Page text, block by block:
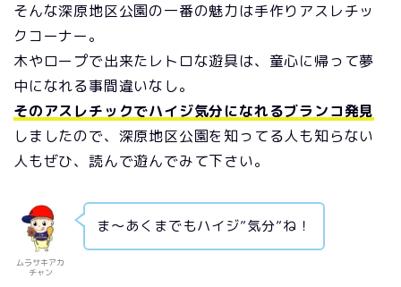
そんな深原地区公園の一番の魅力は手作りアスレチッ
クコーナー。
木やロープで出来たレトロな遊具は、童心に帰って夢
中になれる事間違いなし。
そのアスレチックでハイジ気分になれるブランコ発見
しましたので、深原地区公園を知ってる人も知らない
人もぜひ、読んで遊んでみて下さい。
ムラサキアカ
チャン
ま～あくまでもハイジ”気分”ね！